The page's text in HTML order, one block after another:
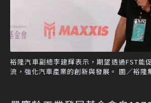
裕隆汽車副總李建輝表示，期望透過FST能
流，強化汽車產業的創新與發展。 圖／裕隆